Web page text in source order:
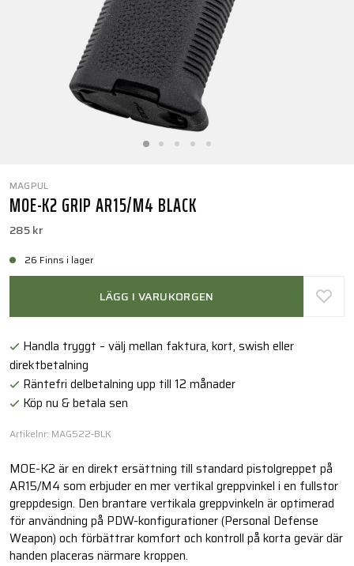
MAGPUL
MOE-K2 GRIP AR15/M4 BLACK
285 kr
26 Finns i lager
LÄGG I VARUKORGEN
Handla tryggt – välj mellan faktura, kort, swish eller
direktbetalning
Räntefri delbetalning upp till 12 månader
Köp nu & betala sen
Artikelnr: MAG522-BLK
MOE-K2 är en direkt ersättning till standard pistolgreppet på
AR15/M4 som erbjuder en mer vertikal greppvinkel i en fullstor
greppdesign. Den brantare vertikala greppvinkeln är optimerad
för användning på PDW-konfigurationer (Personal Defense
Weapon) och förbättrar komfort och kontroll på korta gevär där
handen placeras närmare kroppen.